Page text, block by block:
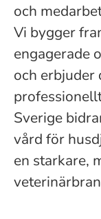
och
Vi bygger
engagerade
och erbjuder
Sverige
vård för
en starkare,